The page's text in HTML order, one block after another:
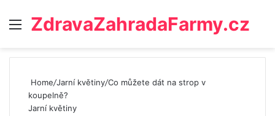
Menu
ZdravaZahradaFarmy.cz
Home/Jarní květiny/Co můžete dát na strop v
koupelně?
Jarní květiny